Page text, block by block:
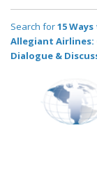
Search for15
Allegiant Airlines:
Dialogue &